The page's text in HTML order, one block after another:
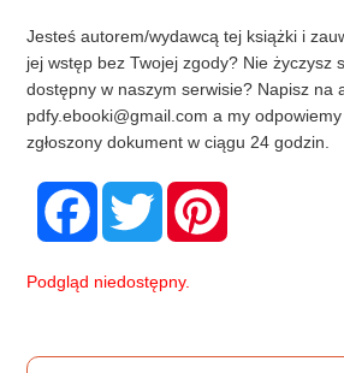
Jesteś autorem/wydawcą tej książki i
jej wstęp bez Twojej zgody? Nie życzysz
dostępny w naszym serwisie? Napisz na
pdfy.ebooki@gmail.com a my
zgłoszony dokument w ciągu 24 godzin.
F
o
T
w
e
Podgląd niedostępny.